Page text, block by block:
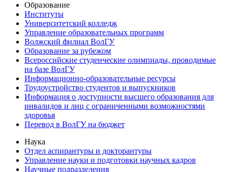
Образование
Институты
Университетский колледж
Управление образовательных программ
Волжский филиал ВолГУ
Образование за рубежом
Всероссийские студенческие олимпиады, проводимые
на базе ВолГУ
Информационно-образовательные ресурсы
Трудоустройство студентов и выпускников
Информация о доступности высшего образования для
инвалидов и лиц с ограниченными возможностями
здоровья
Перевод в ВолГУ на бюджет
Наука
Отдел аспирантуры и докторантуры
Управление науки и подготовки научных кадров
Научные подразделения